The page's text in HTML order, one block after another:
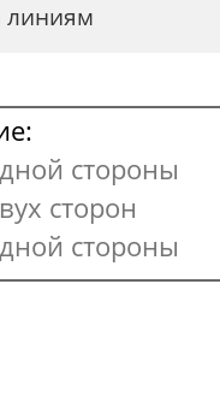
линиям
стороны
сторон
стороны